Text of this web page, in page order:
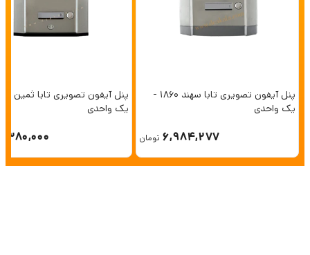
پنل آیفون تصویری تابا سهند 1860 -
یک واحدی
6,984,277 تومان
یک واحدی